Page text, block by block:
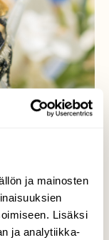
ja mainosten
Lisäksi
ja analytiikka-